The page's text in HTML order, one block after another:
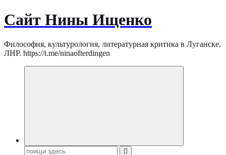
Сайт Нины Ищенко
Философия, культурология, литературная критика в Луганске,
ЛНР. https://t.me/ninaofterdingen
Поиск: